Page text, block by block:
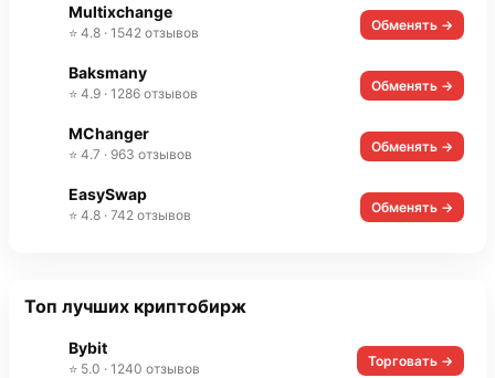
Multixchange
⭐ 4.8 · 1542 отзывов Обменять →
Baksmany
⭐ 4.9 · 1286 отзывов Обменять →
MChanger
⭐ 4.7 · 963 отзывов Обменять →
EasySwap
⭐ 4.8 · 742 отзывов Обменять →
Топ лучших криптобирж
Bybit
⭐ 5.0 · 1240 отзывов Торговать →